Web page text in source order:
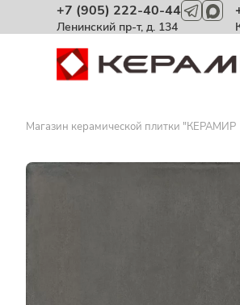
+7 (905) 222-40-44
Ленинский пр-т, д. 134
Магазин керамической плитки "КЕРАМИР